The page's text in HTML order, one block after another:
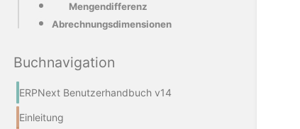
Mengendifferenz
Abrechnungsdimensionen
Buchnavigation
ERPNext Benutzerhandbuch v14
Einleitung